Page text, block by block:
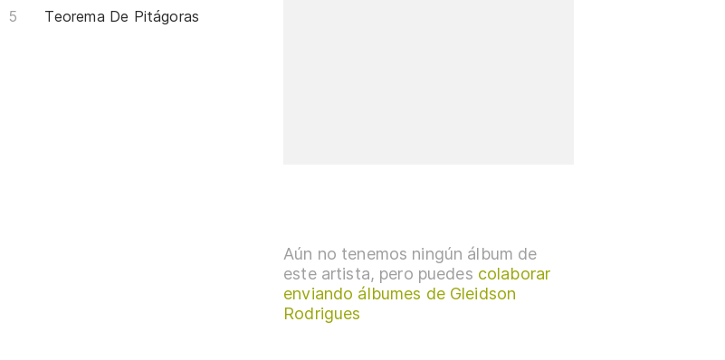
Teorema De Pitágoras
Aún no tenemos ningún álbum de
este artista, pero puedes colaborar
enviando álbumes de Gleidson
Rodrigues